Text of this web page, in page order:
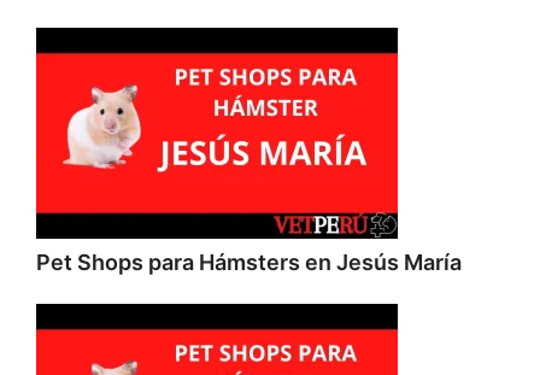
Pet Shops para Hámsters en Jesús María